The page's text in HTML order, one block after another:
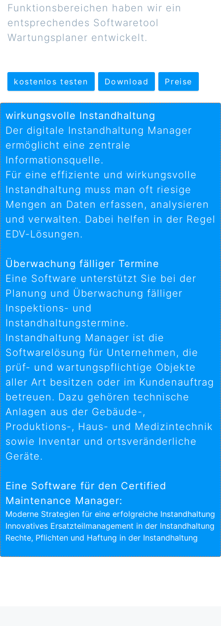
Funktionsbereichen haben wir ein
entsprechendes Softwaretool
Wartungsplaner entwickelt.
kostenlos testen Download Preise
wirkungsvolle Instandhaltung
Der digitale Instandhaltung Manager
ermöglicht eine zentrale
Informationsquelle.
Für eine effiziente und wirkungsvolle
Instandhaltung muss man oft riesige
Mengen an Daten erfassen, analysieren
und verwalten. Dabei helfen in der Regel
EDV-Lösungen.
Überwachung fälliger Termine
Eine Software unterstützt Sie bei der
Planung und Überwachung fälliger
Inspektions- und
Instandhaltungstermine.
Instandhaltung Manager ist die
Softwarelösung für Unternehmen, die
prüf- und wartungspflichtige Objekte
aller Art besitzen oder im Kundenauftrag
betreuen. Dazu gehören technische
Anlagen aus der Gebäude-,
Produktions-, Haus- und Medizintechnik
sowie Inventar und ortsveränderliche
Geräte.
Eine Software für den Certified
Maintenance Manager:
Moderne Strategien für eine erfolgreiche Instandhaltung
Innovatives Ersatzteilmanagement in der Instandhaltung
Rechte, Pflichten und Haftung in der Instandhaltung